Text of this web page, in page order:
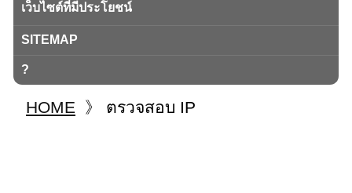
เว็บไซต์ที่มีประโยชน์
SITEMAP
?
HOME 》 ตรวจสอบ IP